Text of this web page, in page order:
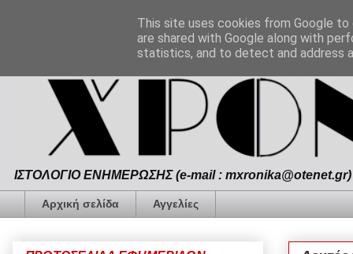
ΙΣΤΟΛΟΓΙΟ ΕΝΗΜΕΡΩΣΗΣ (e-mail :
Αρχική σελίδα Αγγελίες
This site uses cookies from Google
are shared with Google along with
statistics, and to detect and address